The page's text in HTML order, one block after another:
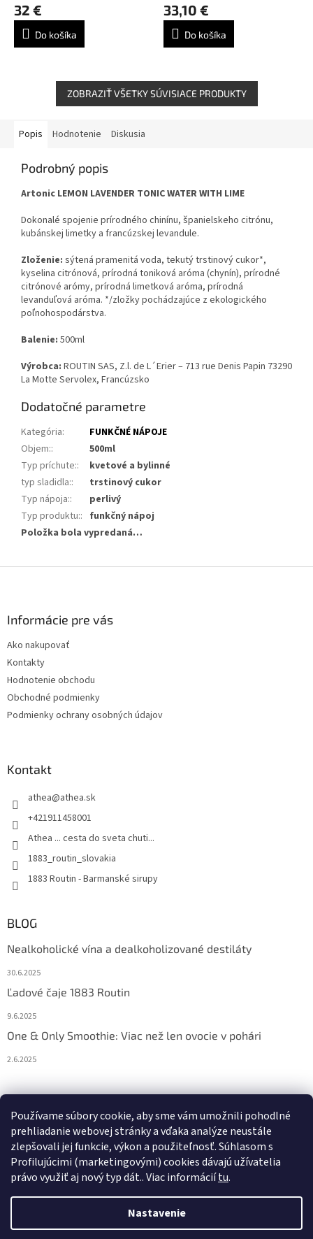
Používame súbory cookie, aby sme vám umožnili pohodlné
prehliadanie webovej stránky a vďaka analýze neustále
zlepšovali jej funkcie, výkon a použiteľnosť. Súhlasom s
Profilujúcimi (marketingovými) cookies dávajú užívatelia
právo využiť aj nový typ dát.. Viac informáciítu.
Nastavenie
32 €
Do košíka
33,10 €
Do košíka
ZOBRAZIŤ VŠETKY SÚVISIACE PRODUKTY
Popis Hodnotenie Diskusia
Podrobný popis
Artonic LEMON LAVENDER TONIC WATER WITH LIME
Dokonalé spojenie prírodného chinínu, španielskeho citrónu,
kubánskej limetky a francúzskej levandule.
Zloženie: sýtená pramenitá voda, tekutý trstinový cukor*,
kyselina citrónová, prírodná toniková aróma (chynín), prírodné
citrónové arómy, prírodná limetková aróma, prírodná
levanduľová aróma. */zložky pochádzajúce z ekologického
poľnohospodárstva.
Balenie: 500ml
Výrobca: ROUTIN SAS, Z.l. de L´Erier – 713 rue Denis Papin 73290
La Motte Servolex, Francúzsko
Dodatočné parametre
Kategória:
FUNKČNÉ NÁPOJE
Objem::
500ml
Typ príchute::
kvetové a bylinné
typ sladidla::
trstinový cukor
Typ nápoja::
perlivý
Typ produktu:: funkčný nápoj
Položka bola vypredaná…
Informácie pre vás
Ako nakupovať
Kontakty
Hodnotenie obchodu
Obchodné podmienky
Podmienky ochrany osobných údajov
Kontakt
athea@athea.sk
+421911458001
Athea ... cesta do sveta chuti...
1883_routin_slovakia
1883 Routin - Barmanské sirupy
BLOG
Nealkoholické vína a dealkoholizované destiláty
30.6.2025
Ľadové čaje 1883 Routin
9.6.2025
One & Only Smoothie: Viac než len ovocie v pohári
2.6.2025